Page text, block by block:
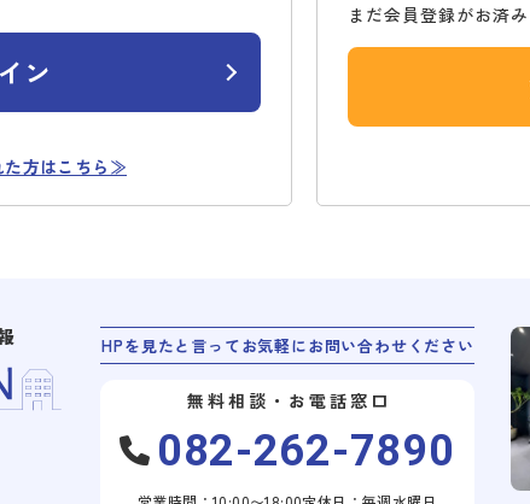
ン
た方はこちら≫
まだ会員登録がお済
HPを見たと言ってお気軽にお問い合わせください
無料相談・お電話窓口
082-262-7890